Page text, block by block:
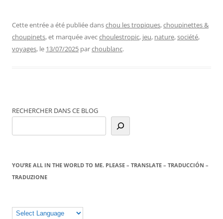
Cette entrée a été publiée danschou les tropiques,choupinettes &
choupinets, et marquée avecchoulestropic, jeu, nature,société,
voyages, le 13/07/2025 parchoublanc.
RECHERCHER DANS CE BLOG
YOU’RE ALL IN THE WORLD TO ME. PLEASE – TRANSLATE – TRADUCCIÓN –
TRADUZIONE